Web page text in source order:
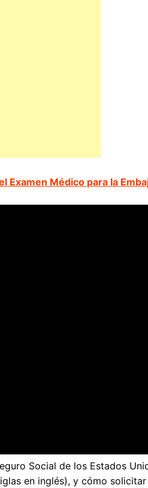
Examen Médico para la
Social de los Estados
en inglés), y cómo